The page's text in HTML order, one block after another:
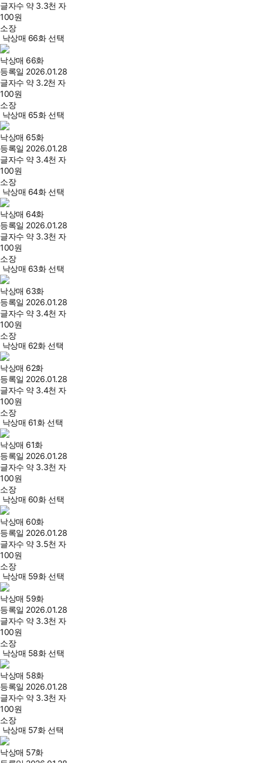
글자수 약 3.3천 자
100원
소장
낙상매 66화 선택
낙상매 66화
등록일 2026.01.28
글자수 약 3.2천 자
100원
소장
낙상매 65화 선택
낙상매 65화
등록일 2026.01.28
글자수 약 3.4천 자
100원
소장
낙상매 64화 선택
낙상매 64화
등록일 2026.01.28
글자수 약 3.3천 자
100원
소장
낙상매 63화 선택
낙상매 63화
등록일 2026.01.28
글자수 약 3.4천 자
100원
소장
낙상매 62화 선택
낙상매 62화
등록일 2026.01.28
글자수 약 3.4천 자
100원
소장
낙상매 61화 선택
낙상매 61화
등록일 2026.01.28
글자수 약 3.3천 자
100원
소장
낙상매 60화 선택
낙상매 60화
등록일 2026.01.28
글자수 약 3.5천 자
100원
소장
낙상매 59화 선택
낙상매 59화
등록일 2026.01.28
글자수 약 3.3천 자
100원
소장
낙상매 58화 선택
낙상매 58화
등록일 2026.01.28
글자수 약 3.3천 자
100원
소장
낙상매 57화 선택
낙상매 57화